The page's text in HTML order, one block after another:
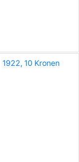
1922, 10 Kronen